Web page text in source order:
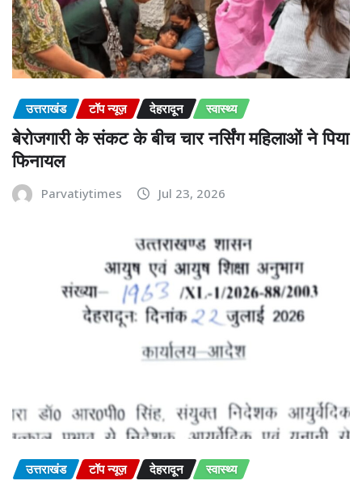
उत्तराखंड टॉप न्यूज़ देहरादून स्वास्थ्य
बेरोजगारी के संकट के बीच चार नर्सिंग महिलाओं ने पिया
फिनायल
Parvatiytimes Jul 23, 2026
उत्तराखंड टॉप न्यूज़ देहरादून स्वास्थ्य